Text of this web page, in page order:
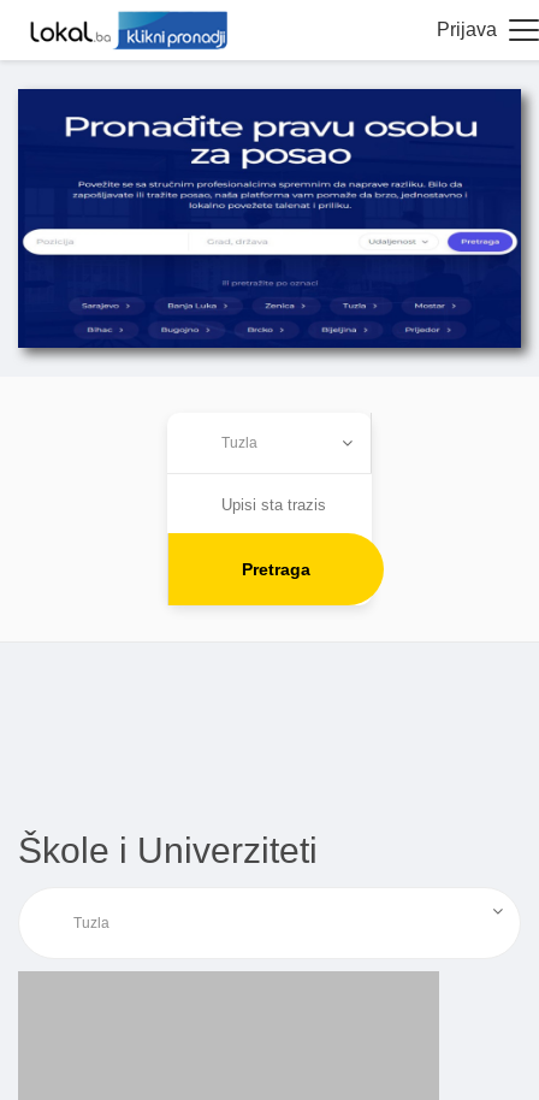
Prijava
Pretraga
Škole i Univerziteti